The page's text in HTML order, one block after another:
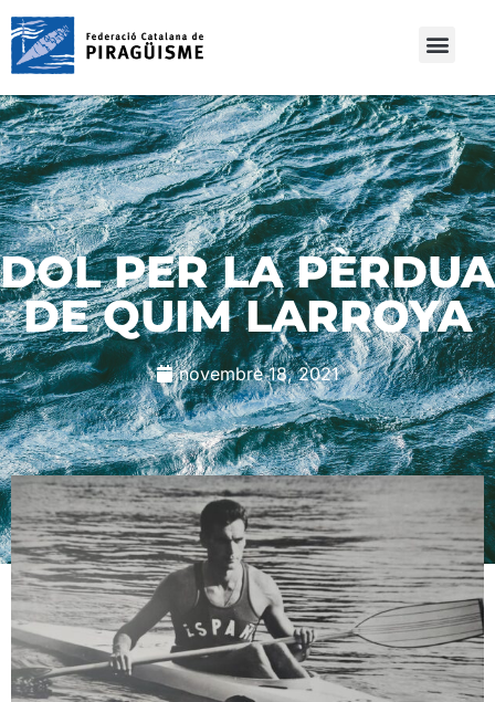
DOL PER LA PÈRDUA
DE QUIM LARROYA
novembre 18, 2021